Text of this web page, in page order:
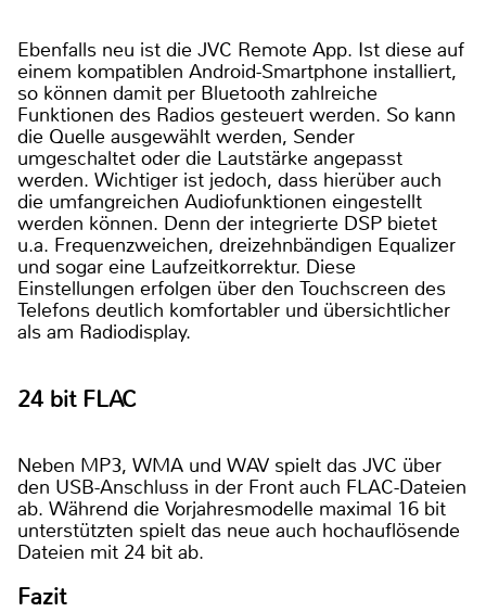
Ebenfalls neu ist die JVC Remote App. Ist diese auf
einem kompatiblen Android-Smartphone installiert,
so können damit per Bluetooth zahlreiche
Funktionen des Radios gesteuert werden. So kann
die Quelle ausgewählt werden, Sender
umgeschaltet oder die Lautstärke angepasst
werden. Wichtiger ist jedoch, dass hierüber auch
die umfangreichen Audiofunktionen eingestellt
werden können. Denn der integrierte DSP bietet
u.a. Frequenzweichen, dreizehnbändigen Equalizer
und sogar eine Laufzeitkorrektur. Diese
Einstellungen erfolgen über den Touchscreen des
Telefons deutlich komfortabler und übersichtlicher
als am Radiodisplay.
24 bit FLAC
Neben MP3, WMA und WAV spielt das JVC über
den USB-Anschluss in der Front auch FLAC-Dateien
ab. Während die Vorjahresmodelle maximal 16 bit
unterstützten spielt das neue auch hochauflösende
Dateien mit 24 bit ab.
Fazit